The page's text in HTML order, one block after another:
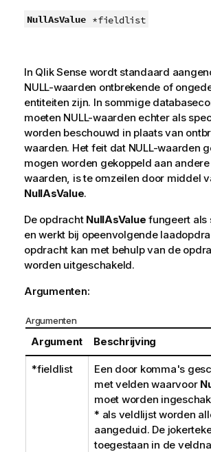
NullAsValue *fieldlist
In Qlik Sensewordt standaard
NULL-waarden ontbrekende of
entiteiten zijn. In sommige
moeten NULL-waarden echter als
worden beschouwd in plaats van
waarden. Het feit dat NULL-waarden
mogen worden gekoppeld aan andere
waarden, is te omzeilen door middel
NullAsValue.
De opdracht NullAsValue fungeert als
en werkt bij opeenvolgende
opdracht kan met behulp van de
worden uitgeschakeld.
Argumenten:
Argumenten
Argument Beschrijving
*fieldlist
Een door komma's
met velden waarvoor
moet worden
* als veldlijst worden
aangeduid. De
toegestaan in de